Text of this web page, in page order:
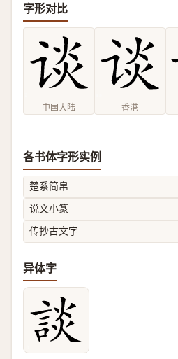
字形对比
中国大陆 香港
各书体字形实例
楚系简帛
说文小篆
传抄古文字
异体字